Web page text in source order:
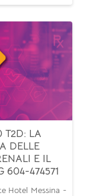
T2D: LA
DELLE
E IL
604-474571
Hotel Messina -